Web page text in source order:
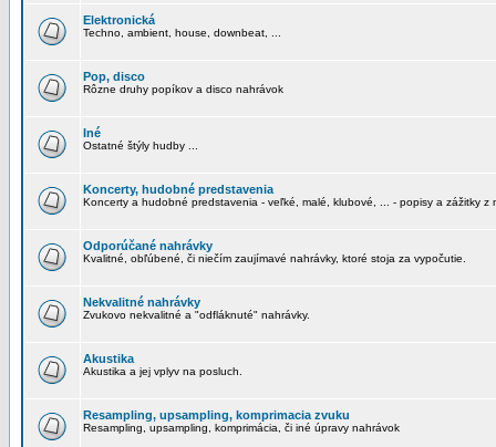
Elektronická
Techno, ambient, house, downbeat, ...
Pop, disco
Rôzne druhy popíkov a disco nahrávok
Iné
Ostatné štýly hudby ...
Koncerty, hudobné predstavenia
Koncerty a hudobné predstavenia - veľké, malé, klubové, ... - popisy a zážitky z
Odporúčané nahrávky
Kvalitné, obľúbené, či niečím zaujímavé nahrávky, ktoré stoja za vypočutie.
Nekvalitné nahrávky
Zvukovo nekvalitné a "odfláknuté" nahrávky.
Akustika
Akustika a jej vplyv na posluch.
Resampling, upsampling, komprimacia zvuku
Resampling, upsampling, komprimácia, či iné úpravy nahrávok